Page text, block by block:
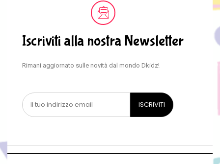
Iscriviti alla nostra Newsletter
Rimani aggiornato sulle novità dal mondo Dkidz!